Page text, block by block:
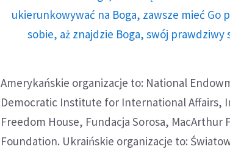
ukierunkowywać na Boga, zawsze mieć Go
sobie, aż znajdzie Boga, swój prawdziwy
Amerykańskie organizacje to: National
Democratic Institute for International Affairs,
Freedom House, Fundacja Sorosa,
Foundation. Ukraińskie organizacje to: